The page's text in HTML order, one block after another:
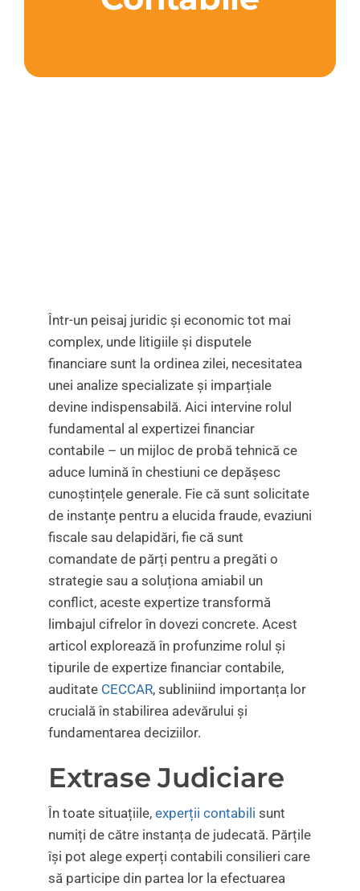
Într-un peisaj juridic și economic tot mai
complex, unde litigiile și disputele
financiare sunt la ordinea zilei, necesitatea
unei analize specializate și imparțiale
devine indispensabilă. Aici intervine rolul
fundamental al expertizei financiar
contabile – un mijloc de probă tehnică ce
aduce lumină în chestiuni ce depășesc
cunoștințele generale. Fie că sunt solicitate
de instanțe pentru a elucida fraude, evaziuni
fiscale sau delapidări, fie că sunt
comandate de părți pentru a pregăti o
strategie sau a soluționa amiabil un
conflict, aceste expertize transformă
limbajul cifrelor în dovezi concrete. Acest
articol explorează în profunzime rolul și
tipurile de expertize financiar contabile,
auditate CECCAR, subliniind importanța lor
crucială în stabilirea adevărului și
fundamentarea deciziilor.
Extrase Judiciare
În toate situațiile, experții contabili sunt
numiți de către instanța de judecată. Părțile
își pot alege experți contabili consilieri care
să participe din partea lor la efectuarea